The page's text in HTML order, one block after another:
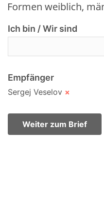
Formen weiblich,
Ich bin / Wir sind
Empfänger
Sergej Veselov ×
Weiter zum Brief